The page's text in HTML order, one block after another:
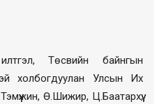
Төсвийн байнгын
холбогдуулан Улсын Их
Ө.Шижир, Ц.Баатархүү,